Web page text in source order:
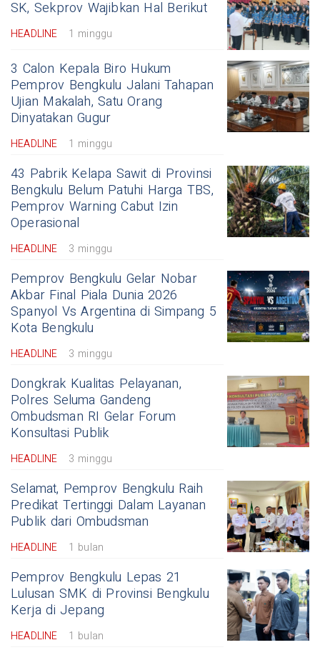
SK, Sekprov Wajibkan Hal Berikut
HEADLINE 1 minggu
3 Calon Kepala Biro Hukum
Pemprov Bengkulu Jalani Tahapan
Ujian Makalah, Satu Orang
Dinyatakan Gugur
HEADLINE 1 minggu
43 Pabrik Kelapa Sawit di Provinsi
Bengkulu Belum Patuhi Harga TBS,
Pemprov Warning Cabut Izin
Operasional
HEADLINE 3 minggu
Pemprov Bengkulu Gelar Nobar
Akbar Final Piala Dunia 2026
Spanyol Vs Argentina di Simpang 5
Kota Bengkulu
HEADLINE 3 minggu
Dongkrak Kualitas Pelayanan,
Polres Seluma Gandeng
Ombudsman RI Gelar Forum
Konsultasi Publik
HEADLINE 3 minggu
Selamat, Pemprov Bengkulu Raih
Predikat Tertinggi Dalam Layanan
Publik dari Ombudsman
HEADLINE 1 bulan
Pemprov Bengkulu Lepas 21
Lulusan SMK di Provinsi Bengkulu
Kerja di Jepang
HEADLINE 1 bulan